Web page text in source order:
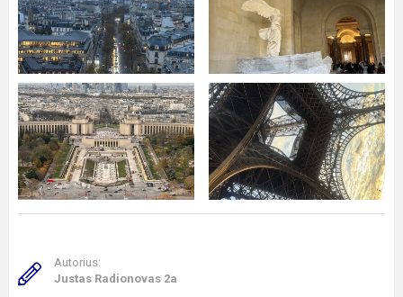
Autorius:
Justas Radionovas 2a